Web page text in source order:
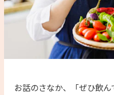
お話のさなか、「ぜひ飲